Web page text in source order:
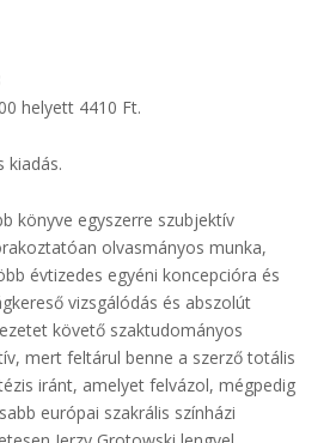
helyett 4410 Ft.
kiadás.
könyve egyszerre szubjektív
olvasmányos munka,
évtizedes egyéni koncepcióra és
vizsgálódás és abszolút
követő szaktudományos
mert feltárul benne a szerző totális
iránt, amelyet felvázol, mégpedig
európai szakrális színházi